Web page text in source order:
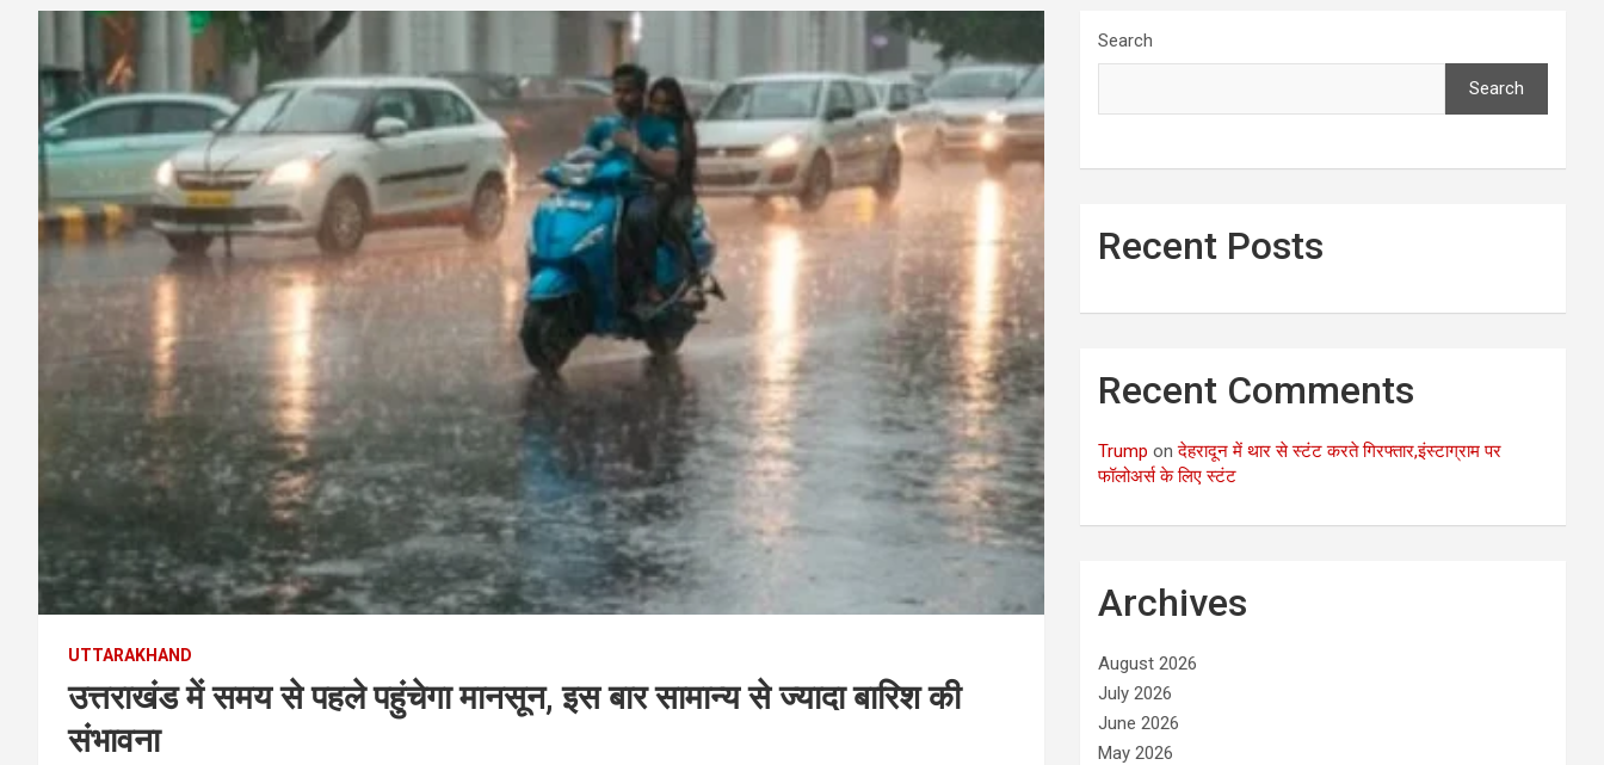
UTTARAKHAND
उत्तराखंड में समय से पहले पहुंचेगा मानसून, इस बार सामान्य से ज्यादा बारिश की
संभावना
Search
Search
Recent Posts
Recent Comments
Trump onदेहरादून में थार से स्टंट करते गिरफ्तार,इंस्टाग्राम पर
फॉलोअर्स के लिए स्टंट
Archives
August 2026
July 2026
June 2026
May 2026